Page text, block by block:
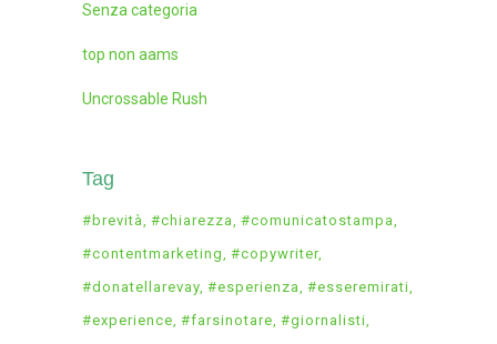
Senza categoria
top non aams
Uncrossable Rush
Tag
#brevità #chiarezza #comunicatostampa
#contentmarketing #copywriter
#donatellarevay #esperienza #esseremirati
#experience #farsinotare #giornalisti